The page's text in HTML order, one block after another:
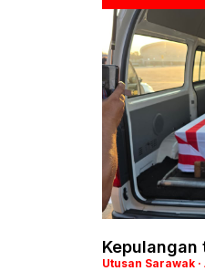
Utusan Sarawak